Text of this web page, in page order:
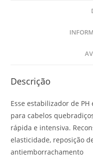
Descrição
Esse estabilizador de
para cabelos
rápida e intensiva.
elasticidade, reposição
antiemborrachamento